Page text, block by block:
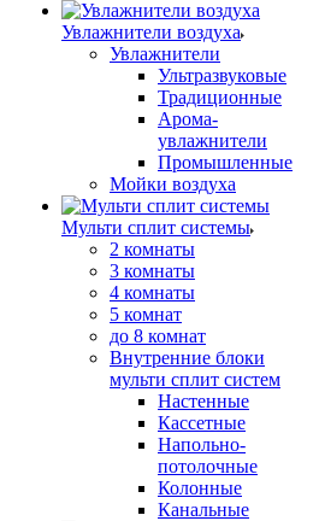
Увлажнители воздуха
Увлажнители
Ультразвуковые
Традиционные
Арома-
увлажнители
Промышленные
Мойки воздуха
Мульти сплит системы
2 комнаты
3 комнаты
4 комнаты
5 комнат
до 8 комнат
Внутренние блоки
мульти сплит систем
Настенные
Кассетные
Напольно-
потолочные
Колонные
Канальные